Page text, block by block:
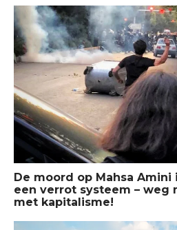
De moord op Mahsa Amini
een verrot systeem – weg
met kapitalisme!